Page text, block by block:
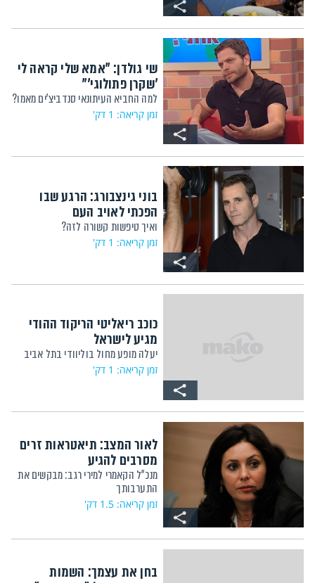
שי גולדן: "אמא שלי קראה לי
'שקרן פתולוגי'"
למה החביא העיתונאי סנדביצ'ים מאמו?
זמן קריאה: 1 דק'
בוני גינצבורג: הרגע שבו
הפכתי לאויב העם
ואיך טיפשות קשורה לזה?
זמן קריאה: 1 דק'
כוכב ריאליטי הריקוד ההודי
מגיע לישראל
יעלה מופע מחול בוליוודי בתל אביב
זמן קריאה: 1 דק'
לאור המצב: תיאטראות זרים
מסרבים להגיע
מנכ"ל הקאמרי למירי רגב: מבקשים את
התערבותך
זמן קריאה: 1.5 דק'
בחן את עצמך: השמות